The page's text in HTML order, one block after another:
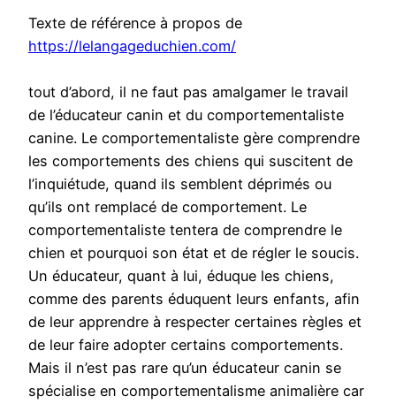
Texte de référence à propos de
https://lelangageduchien.com/
tout d’abord, il ne faut pas amalgamer le travail
de l’éducateur canin et du comportementaliste
canine. Le comportementaliste gère comprendre
les comportements des chiens qui suscitent de
l’inquiétude, quand ils semblent déprimés ou
qu’ils ont remplacé de comportement. Le
comportementaliste tentera de comprendre le
chien et pourquoi son état et de régler le soucis.
Un éducateur, quant à lui, éduque les chiens,
comme des parents éduquent leurs enfants, afin
de leur apprendre à respecter certaines règles et
de leur faire adopter certains comportements.
Mais il n’est pas rare qu’un éducateur canin se
spécialise en comportementalisme animalière car